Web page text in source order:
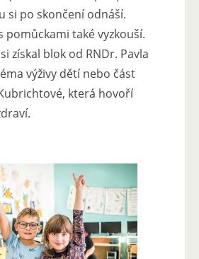
si po skončení odnáší.
pomůckami také vyzkouší.
získal blok od RNDr. Pavla
výživy dětí nebo část
která hovoří